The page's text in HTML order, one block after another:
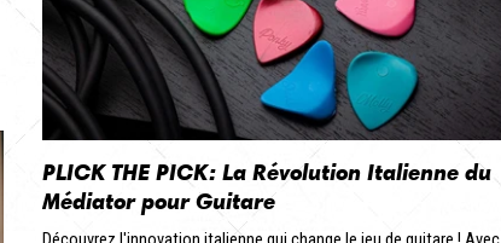
PLICK THE PICK: La Révolution Italienne du
Médiator pour Guitare